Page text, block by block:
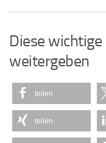
Diese
weitergeben
teilen
teilen